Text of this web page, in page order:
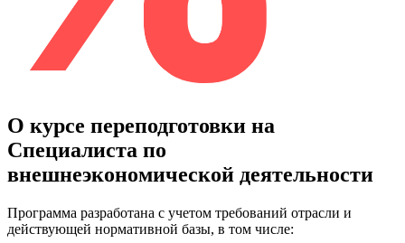
О курсе переподготовки на
Специалиста по
внешнеэкономической деятельности
Программа разработана с учетом требований отрасли и
действующей нормативной базы, в том числе: